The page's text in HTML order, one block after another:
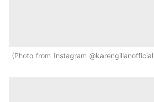
Photo from Instagram @karengillanofficial